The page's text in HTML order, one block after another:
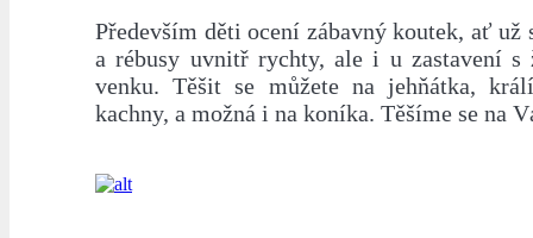
Především děti ocení zábavný koutek, ať už
a rébusy uvnitř rychty, ale i u zastavení
venku. Těšit se můžete na jehňátka,
kachny, a možná i na koníka. Těšíme se na